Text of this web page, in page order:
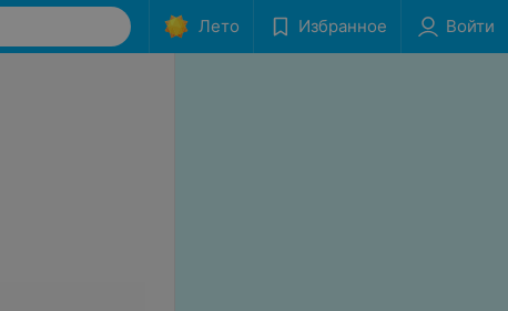
Лето Избранное Войти